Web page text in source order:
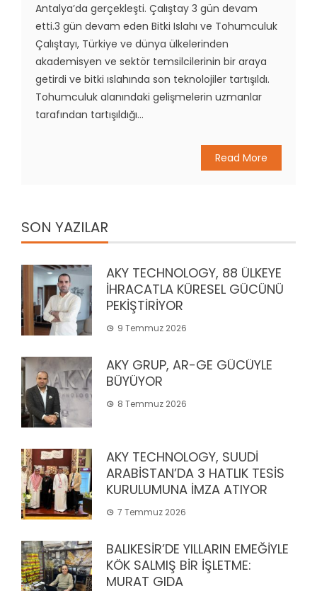
Antalya’da gerçekleşti. Çalıştay 3 gün devam
etti.3 gün devam eden Bitki Islahı ve Tohumculuk
Çalıştayı, Türkiye ve dünya ülkelerinden
akademisyen ve sektör temsilcilerinin bir araya
getirdi ve bitki ıslahında son teknolojiler tartışıldı.
Tohumculuk alanındaki gelişmelerin uzmanlar
tarafından tartışıldığı...
Read More
SON YAZILAR
AKY TECHNOLOGY, 88 ÜLKEYE
İHRACATLA KÜRESEL GÜCÜNÜ
PEKİŞTİRİYOR
9 Temmuz 2026
AKY GRUP, AR-GE GÜCÜYLE
BÜYÜYOR
8 Temmuz 2026
AKY TECHNOLOGY, SUUDİ
ARABİSTAN’DA 3 HATLIK TESİS
KURULUMUNA İMZA ATIYOR
7 Temmuz 2026
BALIKESİR’DE YILLARIN EMEĞİYLE
KÖK SALMIŞ BİR İŞLETME:
MURAT GIDA